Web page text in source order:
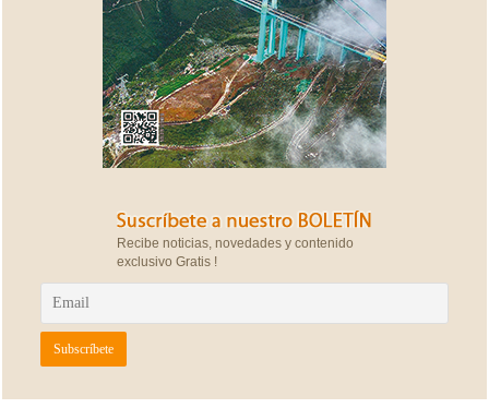
Recibe noticias, novedades y contenido
exclusivo Gratis !